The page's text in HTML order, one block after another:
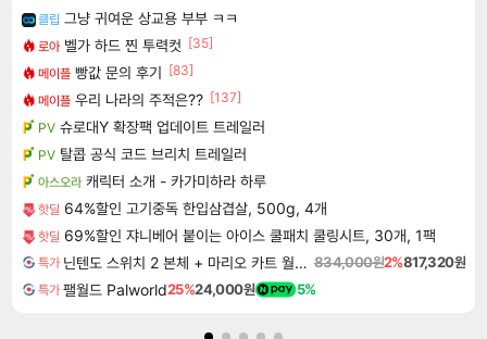
클립 그냥 귀여운 상교용 부부 ㅋㅋ
로아 벨가 하드 찐 투력컷 [35]
메이플 빵값 문의 후기 [83]
메이플 우리 나라의 주적은?? [137]
PV 슈로대Y 확장팩 업데이트 트레일러
PV 탈콥 공식 코드 브리치 트레일러
아스오라 캐릭터 소개 - 카가미하라 하루
핫딜 64%할인 고기중독 한입삼겹살, 500g, 4개
핫딜 69%할인 쟈니베어 붙이는 아이스 쿨패치 쿨링시트, 30개, 1팩
특가 닌텐도 스위치 2 본체 + 마리오 카트 월드 + 포켓몬 포코피아 번들 834,000원2%817,320원
특가 팰월드 Palworld25%24,000원 5%